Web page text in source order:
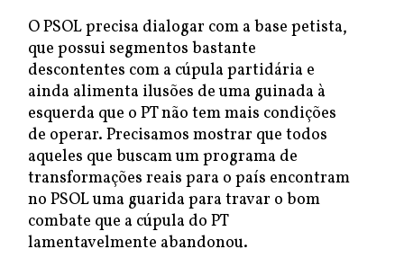
O PSOL precisa dialogar com a base petista,
que possui segmentos bastante
descontentes com a cúpula partidária e
ainda alimenta ilusões de uma guinada à
esquerda que o PT não tem mais condições
de operar. Precisamos mostrar que todos
aqueles que buscam um programa de
transformações reais para o país encontram
no PSOL uma guarida para travar o bom
combate que a cúpula do PT
lamentavelmente abandonou.